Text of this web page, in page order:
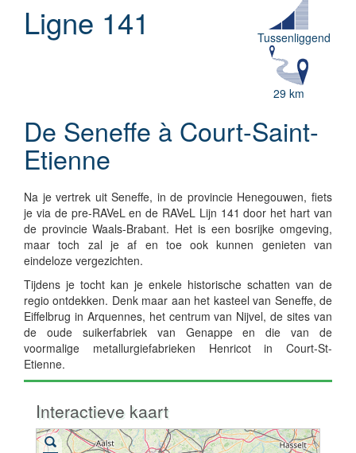
Ligne 141 Tussenliggend
29 km
De Seneffe à Court-Saint-
Etienne
Na je vertrek uit Seneffe, in de provincie Henegouwen, fiets
je via de pre-RAVeL en de RAVeL Lijn 141 door het hart van
de provincie Waals-Brabant. Het is een bosrijke omgeving,
maar toch zal je af en toe ook kunnen genieten van
eindeloze vergezichten.
Tijdens je tocht kan je enkele historische schatten van de
regio ontdekken. Denk maar aan het kasteel van Seneffe, de
Eiffelbrug in Arquennes, het centrum van Nijvel, de sites van
de oude suikerfabriek van Genappe en die van de
voormalige metallurgiefabrieken Henricot in Court-St-
Etienne.
Interactieve kaart